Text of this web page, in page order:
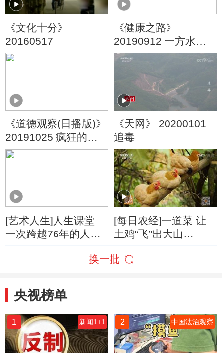
《文化十分》
20160517
《健康之路》
20190912 一方水土
一方药——肉桂
《道德观察(日播版)》
20191025 疯狂的持
刀人
《天网》 20200101
追毒
[艺术人生]人生课堂
一次跨越76年的人生
[每日农经]一道菜 让
土鸡“飞”出大山
换一批
央视榜单
1 新闻1+1 2 中国法治观察